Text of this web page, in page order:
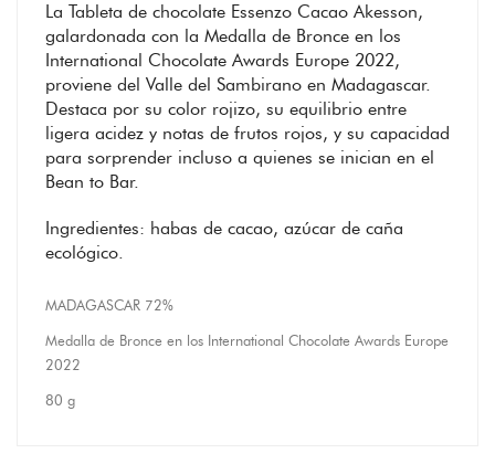
La Tableta de chocolate Essenzo Cacao Akesson,
galardonada con la Medalla de Bronce en los
International Chocolate Awards Europe 2022,
proviene del Valle del Sambirano en Madagascar.
Destaca por su color rojizo, su equilibrio entre
ligera acidez y notas de frutos rojos, y su capacidad
para sorprender incluso a quienes se inician en el
Bean to Bar.
Ingredientes: habas de cacao, azúcar de caña
ecológico.
MADAGASCAR 72%
Medalla de Bronce en los International Chocolate Awards Europe
2022
80 g